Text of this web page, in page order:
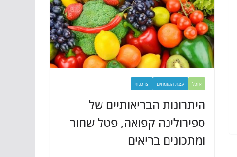
אוכל עצת המומחים צרכנות
היתרונות הבריאותיים של
ספירולינה קפואה, פטל שחור
ומתכונים בריאים